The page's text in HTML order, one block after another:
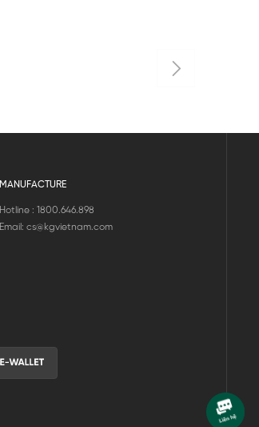
MANUFACTURE
Hotline : 1800.646.898
Email: cs@kgvietnam.com